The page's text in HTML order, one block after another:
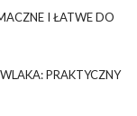
I ŁATWE DO
PRAKTYCZNY